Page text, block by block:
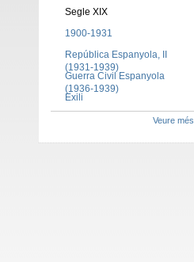
Segle XIX
1900-1931
República Espanyola, II
(1931-1939)
Guerra Civil Espanyola
(1936-1939)
Exili
Veure més